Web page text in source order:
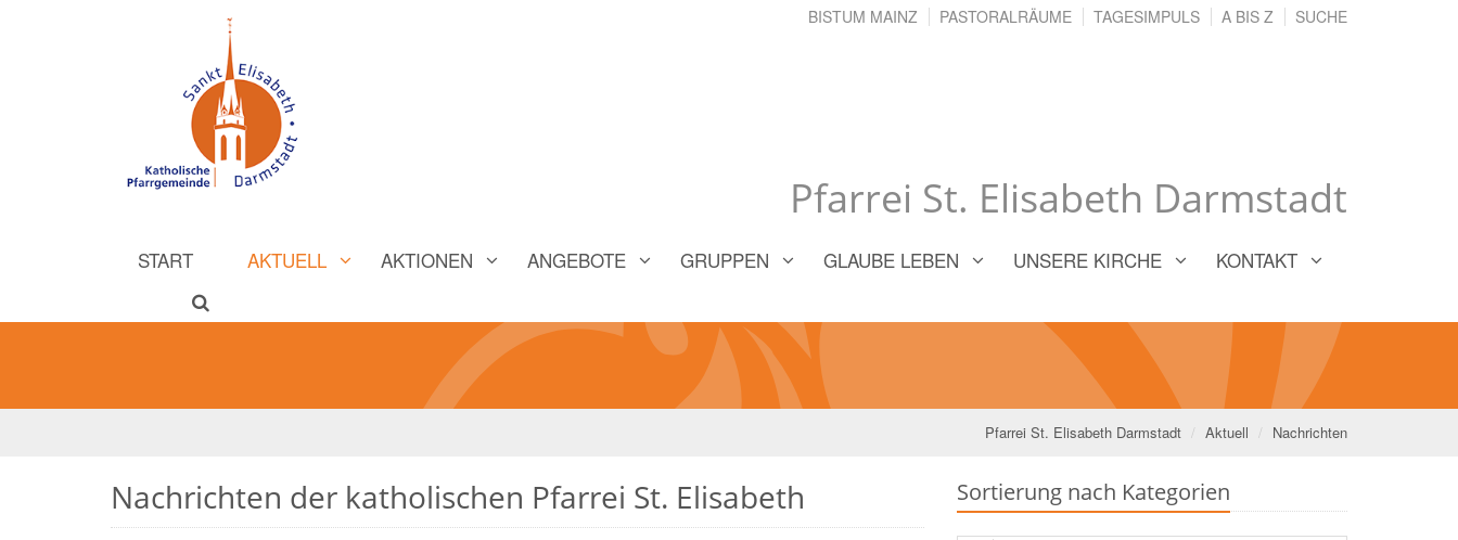
Pfarrei St. Elisabeth Darmstadt
BISTUM MAINZ PASTORALRÄUME TAGESIMPULS A BIS Z SUCHE
START AKTUELL AKTIONEN ANGEBOTE GRUPPEN GLAUBE LEBEN UNSERE KIRCHE KONTAKT
Pfarrei St. Elisabeth Darmstadt Aktuell Nachrichten
Nachrichten der katholischen Pfarrei St. Elisabeth Sortierung nach Kategorien